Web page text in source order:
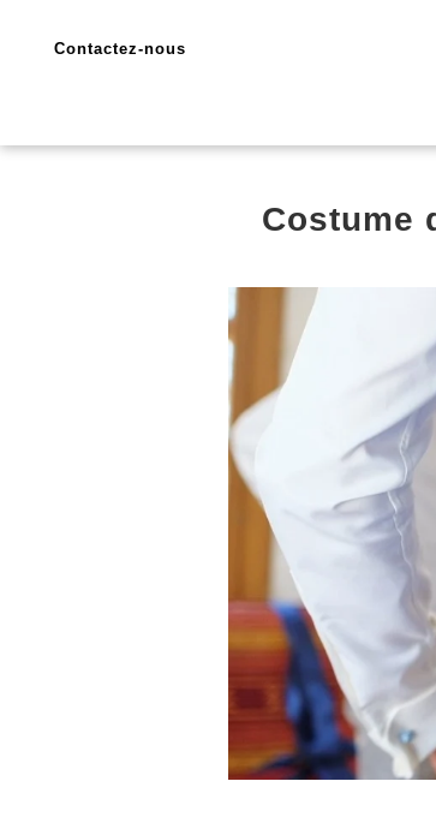
Contactez-nous
Costume